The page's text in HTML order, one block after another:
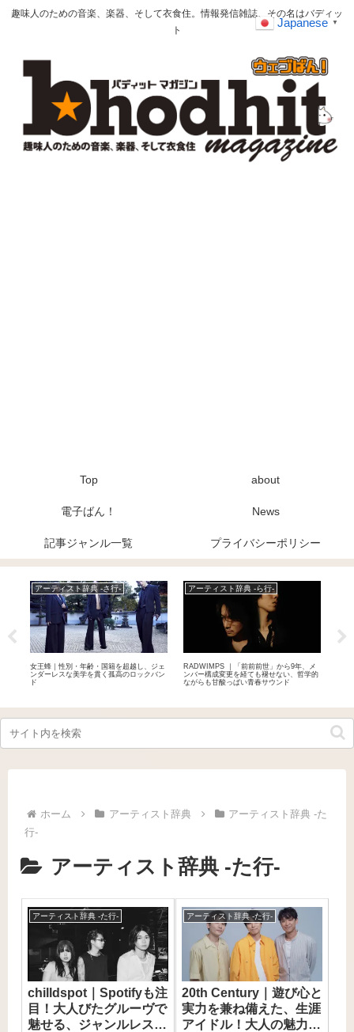
趣味人のための音楽、楽器、そして衣食住。情報発信雑誌、その名はバディッ
ト
Top about
電子ばん！ News
記事ジャンル一覧 プライバシーポリシー
アーティスト辞典 -た行-
玉置浩二｜日本一歌が上手い！？魂を揺さ
ぶる、日本屈指の天才シンガー
アーティスト辞典 -ら行-
LANA｜湘南生まれのヒップホップクイー
ン！ティーンの心を代弁する次世代フィメ
ールラッパー
ホーム アーティスト辞典
アーティスト辞典 -た
行-
アーティスト辞典 -た行-
アーティスト辞典 -た行-
chilldspot｜Spotifyも注
目！大人びたグルーヴで
魅せる、ジャンルレスな
アーティスト辞典 -た行-
20th Century｜遊び心と
実力を兼ね備えた、生涯
アイドル！大人の魅力あ
Japanese ▼